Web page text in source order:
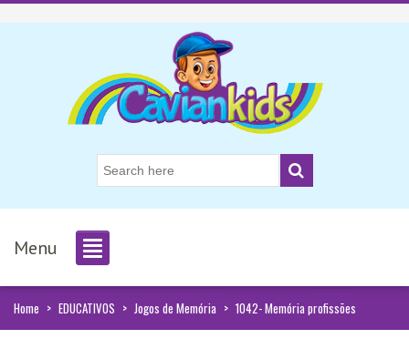
Menu
Home > EDUCATIVOS > Jogos de Memória > 1042- Memória profissões